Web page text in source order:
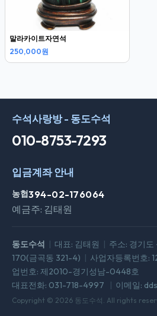
말라카이트자연석
250,000원
수석사랑방 - 동도수석
010-8753-7293
입금계좌 안내
농협394-02-176064
예금주: 김태원
동도수석 | 대표: 김태원 | 주소: 경기
170(금곡동 321-4) | 사업자등록번호:
업번호: 제2010-경기성남-0448호
대표전화: 031-718-4997
| 이메일:
Copyright © 2026 동도수석. All rights